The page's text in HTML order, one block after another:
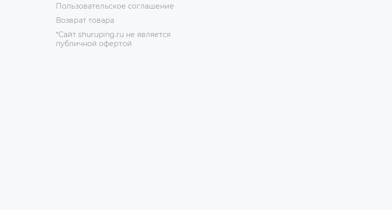
Пользовательское соглашение
Возврат товара
*Сайт shuruping.ru не является
публичной офертой